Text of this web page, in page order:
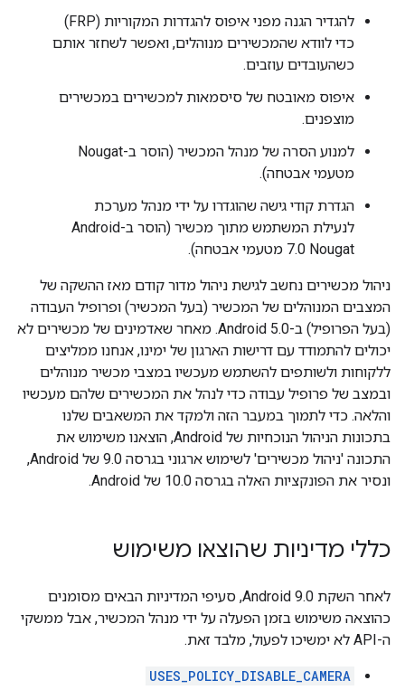
להגדיר הגנה מפני איפוס להגדרות המקוריות (FRP)
כדי לוודא שהמכשירים מנוהלים, ואפשר לשחזר אותם
כשהעובדים עוזבים.
איפוס מאובטח של סיסמאות למכשירים במכשירים
מוצפנים.
למנוע הסרה של מנהל המכשיר (הוסר ב-Nougat
מטעמי אבטחה).
הגדרת קודי גישה שהוגדרו על ידי מנהל מערכת
לנעילת המשתמש מתוך מכשיר (הוסר ב-Android
7.0 Nougat מטעמי אבטחה).
ניהול מכשירים נחשב לגישת ניהול מדור קודם מאז ההשקה של
המצבים המנוהלים של המכשיר (בעל המכשיר) ופרופיל העבודה
(בעל הפרופיל) ב-Android 5.0. מאחר שאדמינים של מכשירים לא
יכולים להתמודד עם דרישות הארגון של ימינו, אנחנו ממליצים
ללקוחות ולשותפים להשתמש מעכשיו במצבי מכשיר מנוהלים
ובמצב של פרופיל עבודה כדי לנהל את המכשירים שלהם מעכשיו
והלאה. כדי לתמוך במעבר הזה ולמקד את המשאבים שלנו
בתכונות הניהול הנוכחיות של Android, הוצאנו משימוש את
התכונה 'ניהול מכשירים' לשימוש ארגוני בגרסה 9.0 של Android,
ונסיר את הפונקציות האלה בגרסה 10.0 של Android.
כללי מדיניות שהוצאו משימוש
לאחר השקת Android 9.0, סעיפי המדיניות הבאים מסומנים
כהוצאה משימוש בזמן הפעלה על ידי מנהל המכשיר, אבל ממשקי
ה-API לא ימשיכו לפעול, מלבד זאת.
USES_POLICY_DISABLE_CAMERA